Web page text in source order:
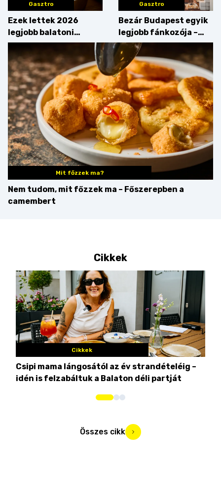
Gasztro
Ezek lettek 2026
legjobb balatoni
strandételei –
végigkóstoltuk a
győzteseket
Gasztro
Bezár Budapest egyik
legjobb fánkozója –
búcsúzik a Pampushka
Mit főzzek ma?
Nem tudom, mit főzzek ma – Főszerepben a
camembert
Cikkek
Cikkek
Csipi mama lángosától az év strandételéig –
idén is felzabáltuk a Balaton déli partját
Összes cikk